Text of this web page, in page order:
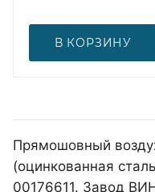
В КОРЗИНУ
Прямошовный
(оцинкованная
00176611. Завод